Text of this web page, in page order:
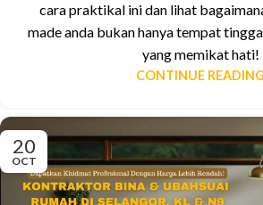
cara praktikal ini dan lihat
made anda bukan hanya tempat
yang memikat hati!
CONTINUE READING
20
OCT